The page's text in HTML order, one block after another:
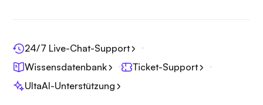
24/7 Live-Chat-Support
Wissensdatenbank
Ticket-Support
UltaAI-Unterstützung